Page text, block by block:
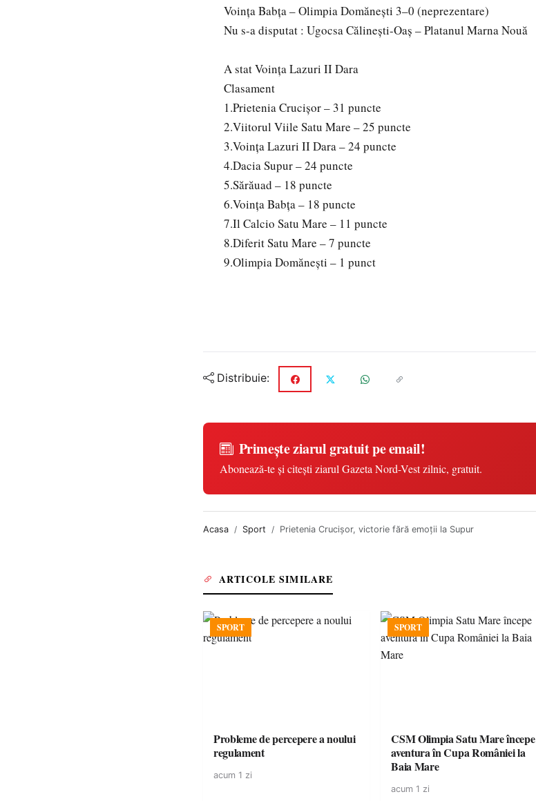
Voința Babța – Olimpia Domănești 3–0 (neprezentare)
Nu s-a disputat : Ugocsa Călinești-Oaș – Platanul Marna Nouă
A stat Voința Lazuri II Dara
Clasament
1.Prietenia Crucișor – 31 puncte
2.Viitorul Viile Satu Mare – 25 puncte
3.Voința Lazuri II Dara – 24 puncte
4.Dacia Supur – 24 puncte
5.Sărăuad – 18 puncte
6.Voința Babța – 18 puncte
7.Il Calcio Satu Mare – 11 puncte
8.Diferit Satu Mare – 7 puncte
9.Olimpia Domănești – 1 punct
Distribuie:
Primește ziarul gratuit pe email!
Abonează-te și citești ziarul Gazeta Nord-Vest zilnic, gratuit.
Acasa Sport Prietenia Crucișor, victorie fără emoții la Supur
ARTICOLE SIMILARE
SPORT
Probleme de percepere a noului
regulament
acum 1 zi
SPORT
CSM Olimpia Satu Mare începe
aventura în Cupa României la
Baia Mare
acum 1 zi